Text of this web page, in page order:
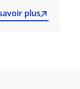
plus